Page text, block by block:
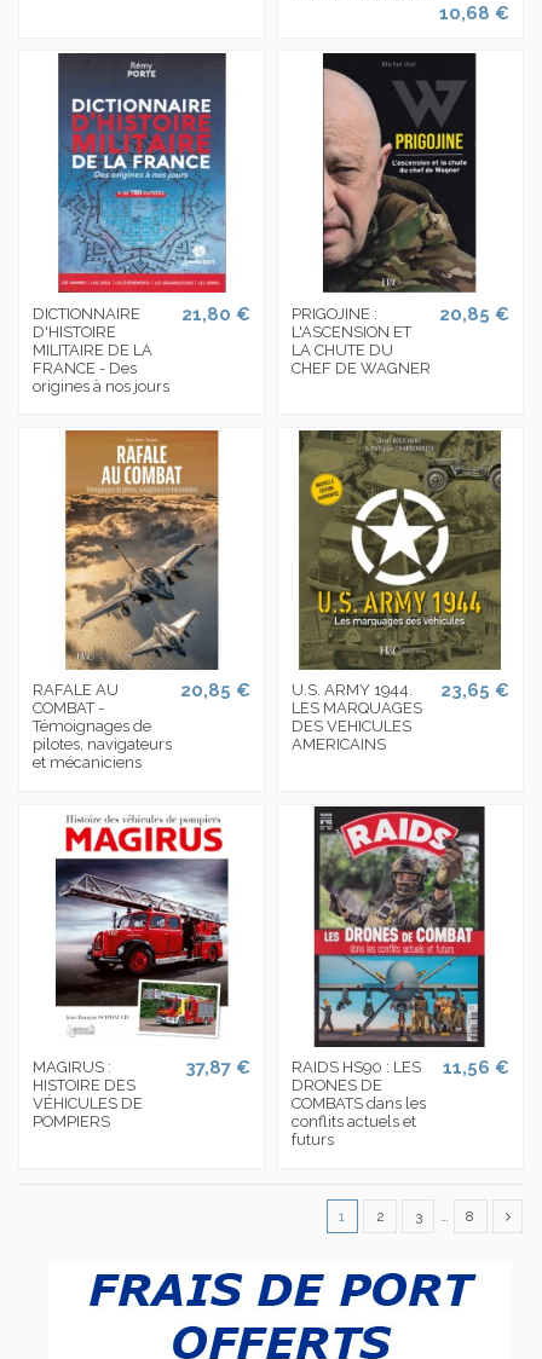
10,68 €
DICTIONNAIRE
D'HISTOIRE
MILITAIRE DE LA
FRANCE - Des
origines à nos jours
21,80 €
PRIGOJINE :
L'ASCENSION ET
LA CHUTE DU
CHEF DE WAGNER
20,85 €
RAFALE AU
COMBAT -
Témoignages de
pilotes, navigateurs
et mécaniciens
20,85 €
U.S. ARMY 1944.
LES MARQUAGES
DES VEHICULES
AMERICAINS
23,65 €
MAGIRUS :
HISTOIRE DES
VÉHICULES DE
POMPIERS
37,87 €
RAIDS HS90 : LES
DRONES DE
COMBATS dans les
conflits actuels et
futurs
11,56 €
1 2 3 … 8